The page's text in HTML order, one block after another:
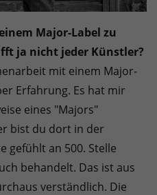
Major-Label zu
ja nicht jeder Künstler?
mit einem Major-
Erfahrung. Es hat mir
eines "Majors"
bist du dort in der
gefühlt an 500. Stelle
behandelt. Das ist aus
verständlich. Die